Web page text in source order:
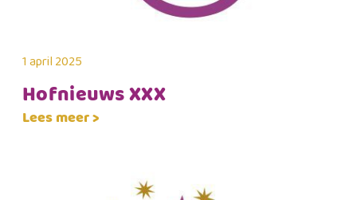
1 april 2025
Hofnieuws XXX
Lees meer >